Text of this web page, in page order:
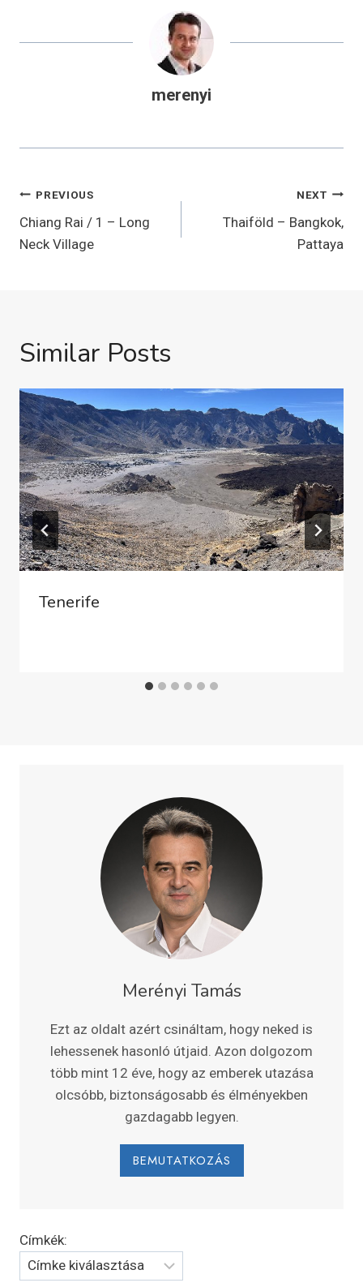
merenyi
Bejegyzés
navigáció
PREVIOUS
Chiang Rai / 1 – Long
Neck Village
NEXT
Thaiföld – Bangkok,
Pattaya
Similar Posts
Tenerife
Merényi Tamás
Ezt az oldalt azért csináltam, hogy neked is
lehessenek hasonló útjaid. Azon dolgozom
több mint 12 éve, hogy az emberek utazása
olcsóbb, biztonságosabb és élményekben
gazdagabb legyen.
BEMUTATKOZÁS
Címkék: